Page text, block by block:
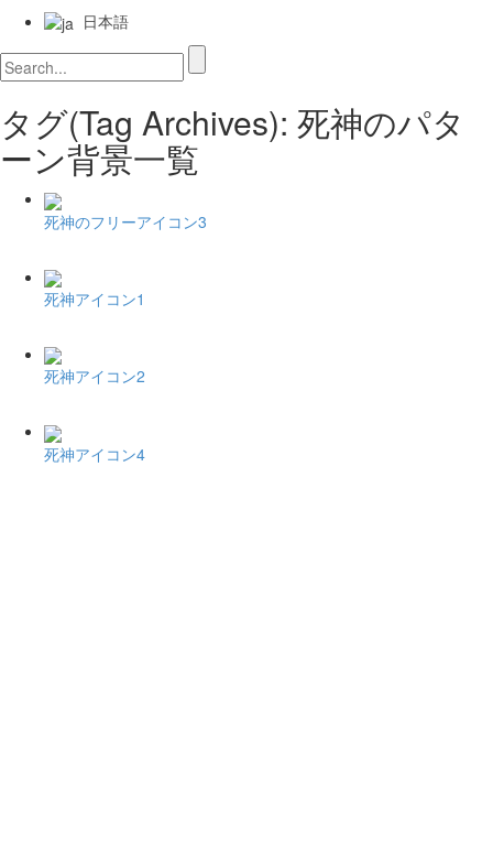
日本語
タグ(Tag Archives): 死神のパタ
ーン背景一覧
死神のフリーアイコン3
死神アイコン1
死神アイコン2
死神アイコン4